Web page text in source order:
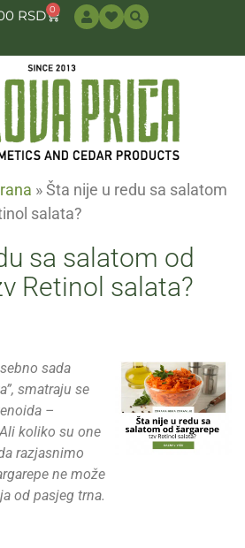
RSD 0
»Šta nije u redu sa salatom
salata?
sa salatom od
Retinol salata?
sada
smatraju se
–
koliko su one
razjasnimo
ne može
od pasjeg trna.